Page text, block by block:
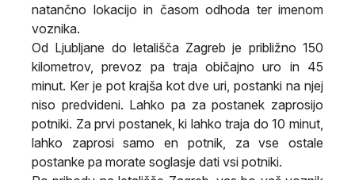
natančno lokacijo in časom odhoda ter imenom
voznika.
Od Ljubljane do letališča Zagreb je približno 150
kilometrov, prevoz pa traja običajno uro in 45
minut. Ker je pot krajša kot dve uri, postanki na njej
niso predvideni. Lahko pa za postanek zaprosijo
potniki. Za prvi postanek, ki lahko traja do 10 minut,
lahko zaprosi samo en potnik, za vse ostale
postanke pa morate soglasje dati vsi potniki.